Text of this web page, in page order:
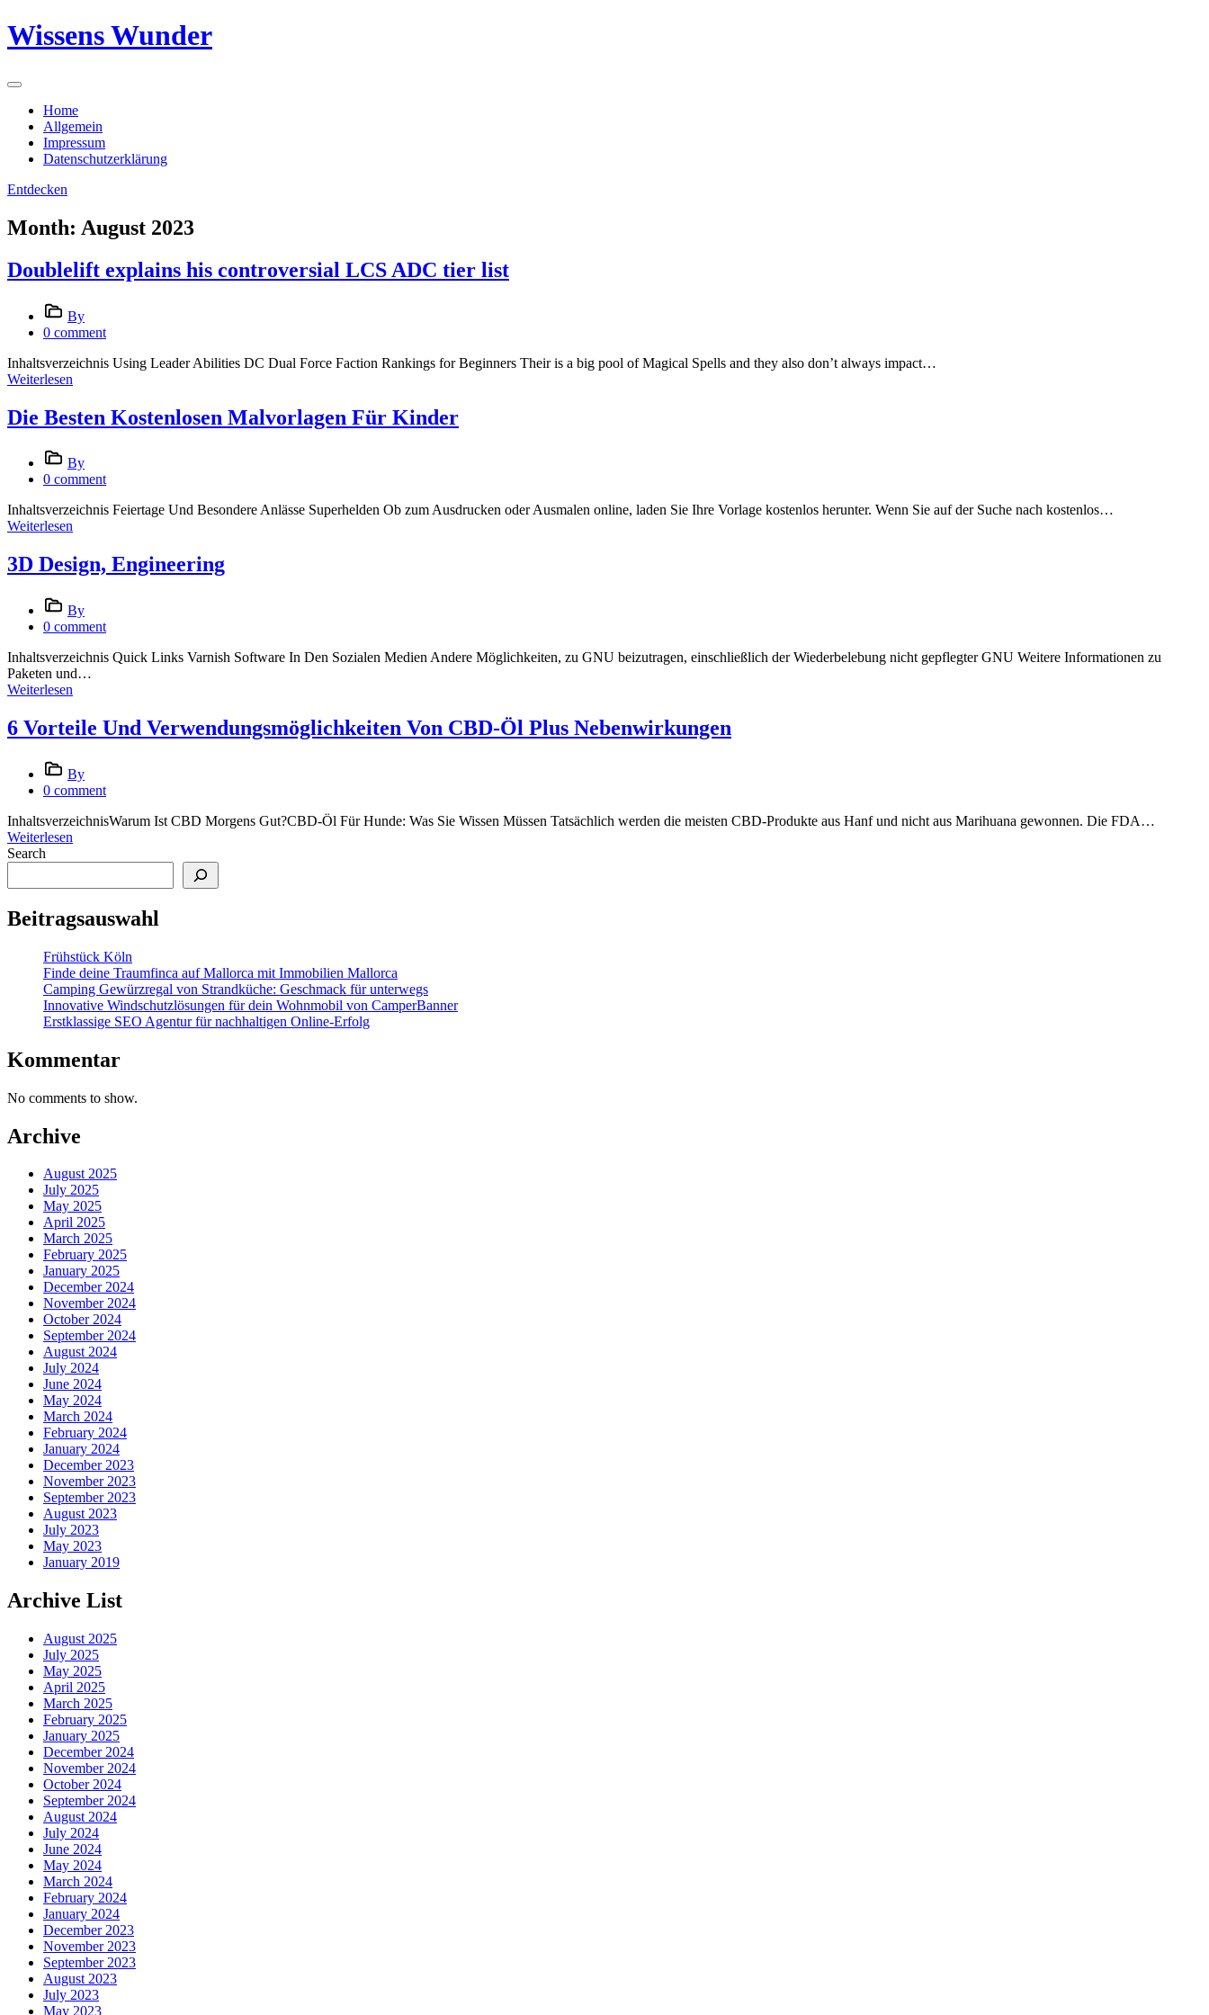
Skip
to
Wissens Wunder
Home
Allgemein
Impressum
Datenschutzerklärung
Entdecken
Month: August 2023
Doublelift explains his controversial LCS ADC tier list
By
0 comment
Inhaltsverzeichnis Using Leader Abilities DC Dual Force Faction Rankings for Beginners Their is a big pool of Magical Spells and they also don’t always impact…
Weiterlesen
Die Besten Kostenlosen Malvorlagen Für Kinder
By
0 comment
Inhaltsverzeichnis Feiertage Und Besondere Anlässe Superhelden Ob zum Ausdrucken oder Ausmalen online, laden Sie Ihre Vorlage kostenlos herunter. Wenn Sie auf der Suche nach kostenlos…
Weiterlesen
3D Design, Engineering
By
0 comment
Inhaltsverzeichnis Quick Links Varnish Software In Den Sozialen Medien Andere Möglichkeiten, zu GNU beizutragen, einschließlich der Wiederbelebung nicht gepflegter GNU Weitere Informationen zu
Paketen und…
Weiterlesen
6 Vorteile Und Verwendungsmöglichkeiten Von CBD-Öl Plus Nebenwirkungen
By
0 comment
InhaltsverzeichnisWarum Ist CBD Morgens Gut?CBD-Öl Für Hunde: Was Sie Wissen Müssen Tatsächlich werden die meisten CBD-Produkte aus Hanf und nicht aus Marihuana gewonnen. Die FDA…
Weiterlesen
Search
Beitragsauswahl
Frühstück Köln
Finde deine Traumfinca auf Mallorca mit Immobilien Mallorca
Camping Gewürzregal von Strandküche: Geschmack für unterwegs
Innovative Windschutzlösungen für dein Wohnmobil von CamperBanner
Erstklassige SEO Agentur für nachhaltigen Online-Erfolg
Kommentar
No comments to show.
Archive
August 2025
July 2025
May 2025
April 2025
March 2025
February 2025
January 2025
December 2024
November 2024
October 2024
September 2024
August 2024
July 2024
June 2024
May 2024
March 2024
February 2024
January 2024
December 2023
November 2023
September 2023
August 2023
July 2023
May 2023
January 2019
Archive List
August 2025
July 2025
May 2025
April 2025
March 2025
February 2025
January 2025
December 2024
November 2024
October 2024
September 2024
August 2024
July 2024
June 2024
May 2024
March 2024
February 2024
January 2024
December 2023
November 2023
September 2023
August 2023
July 2023
May 2023